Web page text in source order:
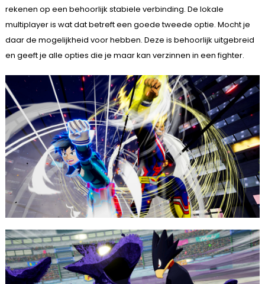
rekenen op een behoorlijk stabiele verbinding. De lokale
multiplayer is wat dat betreft een goede tweede optie. Mocht je
daar de mogelijkheid voor hebben. Deze is behoorlijk uitgebreid
en geeft je alle opties die je maar kan verzinnen in een fighter.